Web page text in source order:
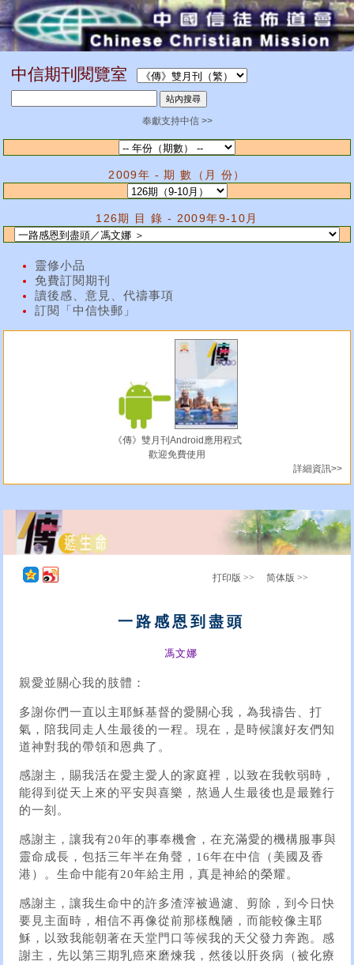
中信期刊閱覽室
奉獻支持中信 >>
2009年 - 期 數（月 份）
126期 目 錄 - 2009年9-10月
靈修小品
免費訂閱期刊
讀後感、意見、代禱事項
訂閱「中信快郵」
《傳》雙月刊Android應用程式
歡迎免費使用
詳細資訊>>
打印版 >> 简体版 >>
一路感恩到盡頭
馮文娜
親愛並關心我的肢體：
多謝你們一直以主耶穌基督的愛關心我，為我禱告、打
氣，陪我同走人生最後的一程。現在，是時候讓好友們知
道神對我的帶領和恩典了。
感謝主，賜我活在愛主愛人的家庭裡，以致在我軟弱時，
能得到從天上來的平安與喜樂，熬過人生最後也是最難行
的一刻。
感謝主，讓我有20年的事奉機會，在充滿愛的機構服事與
靈命成長，包括三年半在角聲，16年在中信（美國及香
港）。生命中能有20年給主用，真是神給的榮耀。
感謝主，讓我生命中的許多渣滓被過濾、剪除，到今日快
要見主面時，相信不再像從前那樣醜陋，而能較像主耶
穌，以致我能朝著在天堂門口等候我的天父發力奔跑。感
謝主，先以第三期乳癌來磨煉我，然後以肝炎病（被化療